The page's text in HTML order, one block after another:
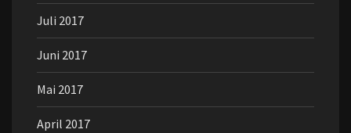
Juli 2017
Juni 2017
Mai 2017
April 2017